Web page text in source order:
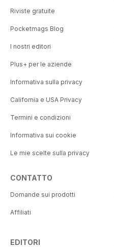
Riviste gratuite
Pocketmags Blog
I nostri editori
Plus+ per le aziende
Informativa sulla privacy
California e USA Privacy
Termini e condizioni
Informativa sui cookie
Le mie scelte sulla privacy
CONTATTO
Domande sui prodotti
Affiliati
EDITORI